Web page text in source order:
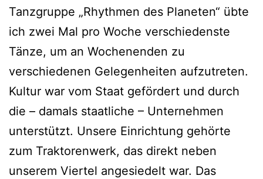
Tanzgruppe „Rhythmen des Planeten“ übte
ich zwei Mal pro Woche verschiedenste
Tänze, um an Wochenenden zu
verschiedenen Gelegenheiten aufzutreten.
Kultur war vom Staat gefördert und durch
die – damals staatliche – Unternehmen
unterstützt. Unsere Einrichtung gehörte
zum Traktorenwerk, das direkt neben
unserem Viertel angesiedelt war. Das